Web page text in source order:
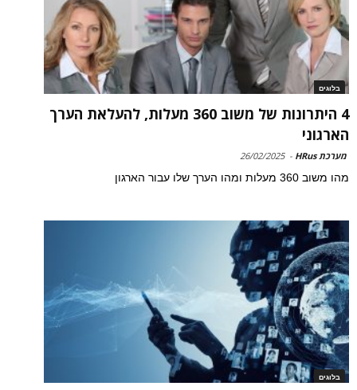
בלוגים
4 היתרונות של משוב 360 מעלות, להעלאת הערך
הארגוני
מערכת HRus -
26/02/2025
מהו משוב 360 מעלות ומהו הערך שלו עבור הארגון
בלוגים